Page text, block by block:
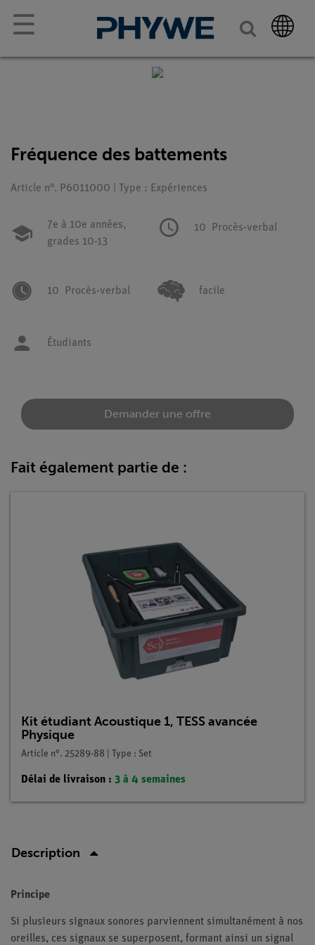
☰
Fréquence des battements
Article n°. P6011000 | Type : Expériences
7e à 10e années,
grades 10-13
10 Procès-verbal
10 Procès-verbal facile
Étudiants
Demander une offre
Fait également partie de :
Kit étudiant Acoustique 1, TESS avancée
Physique
Article n°. 25289-88 | Type : Set
Délai de livraison : 3 à 4 semaines
Description
Principe
Si plusieurs signaux sonores parviennent simultanément à nos
oreilles, ces signaux se superposent, formant ainsi un signal